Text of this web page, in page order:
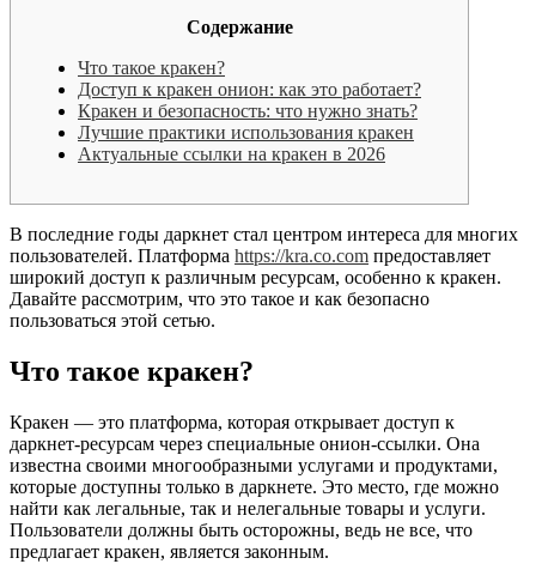
Содержание
Что такое кракен?
Доступ к кракен онион: как это работает?
Кракен и безопасность: что нужно знать?
Лучшие практики использования кракен
Актуальные ссылки на кракен в 2026
В последние годы даркнет стал центром интереса для многих
пользователей. Платформа https://kra.co.com предоставляет
широкий доступ к различным ресурсам, особенно к кракен.
Давайте рассмотрим, что это такое и как безопасно
пользоваться этой сетью.
Что такое кракен?
Кракен — это платформа, которая открывает доступ к
даркнет-ресурсам через специальные онион-ссылки. Она
известна своими многообразными услугами и продуктами,
которые доступны только в даркнете. Это место, где можно
найти как легальные, так и нелегальные товары и услуги.
Пользователи должны быть осторожны, ведь не все, что
предлагает кракен, является законным.